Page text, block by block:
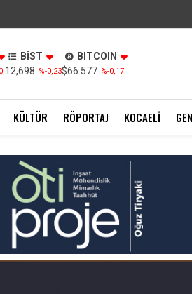
BİST
12,698 %-0,23
BITCOIN
$66.577 %-0,17
KÜLTÜR RÖPORTAJ KOCAELI